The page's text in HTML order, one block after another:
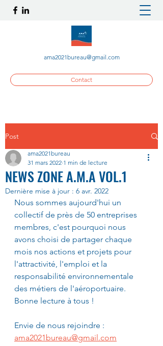
Contact
ama2021bureau@gmail.com
Post
NEWS ZONE A.M.A VOL.1
ama2021bureau
31 mars 2022 1 min de lecture
Dernière mise à jour : 6 avr. 2022
Nous sommes aujourd'hui un
collectif de près de 50 entreprises
membres, c'est pourquoi nous
avons choisi de partager chaque
mois nos actions et projets pour
l'attractivité, l'emploi et la
responsabilité environnementale
des métiers de l'aéroportuaire.
Bonne lecture à tous !
Envie de nous rejoindre :
ama2021bureau@gmail.com